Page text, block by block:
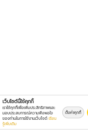
เว็บไซต์นี้ใช้คุกกี้
เราใช้คุกกี้เพื่อเพิ่มประสิทธิภาพและ
มอบประสบการณ์ความพึงพอใจ
ของท่านในการใช้งานเว็บไซต์ เรียน
รู้เพิ่มเติม
ตั้งค่าคุกกี้